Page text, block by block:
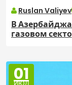
Ruslan Valiyev
В
газовом
01
ИЮЛ